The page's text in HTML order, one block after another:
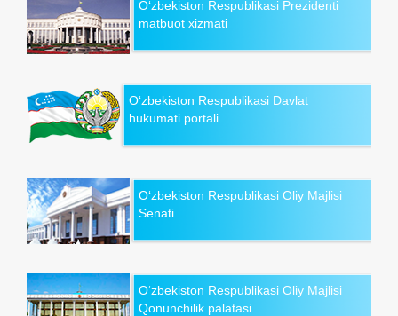
O‘zbekiston Respublikasi Prezidenti
matbuot xizmati
O‘zbekiston Respublikasi Davlat
hukumati portali
O‘zbekiston Respublikasi Oliy Majlisi
Senati
O‘zbekiston Respublikasi Oliy Majlisi
Qonunchilik palatasi